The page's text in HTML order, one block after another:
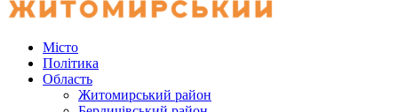
Місто
Політика
Область
Житомирський район